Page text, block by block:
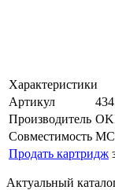
Характеристики
Артикул
Производитель
Совместимость
Продать картридж
Актуальный